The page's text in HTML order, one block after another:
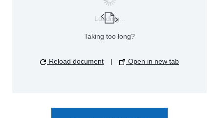
Loading...
Taking too long?
Reload document | Open in new tab